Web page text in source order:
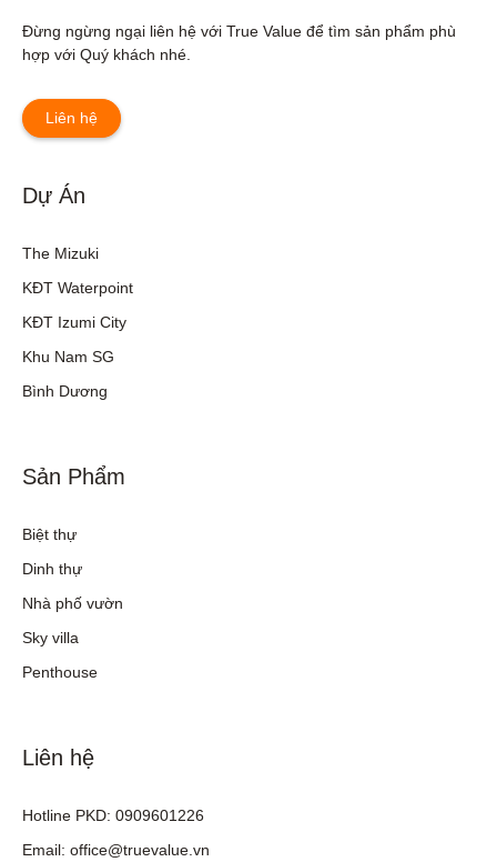
Đừng ngừng ngại liên hệ với True Value để tìm sản phẩm phù
hợp với Quý khách nhé.
Liên hệ
Dự Án
The Mizuki
KĐT Waterpoint
KĐT Izumi City
Khu Nam SG
Bình Dương
Sản Phẩm
Biệt thự
Dinh thự
Nhà phố vườn
Sky villa
Penthouse
Liên hệ
Hotline PKD: 0909601226
Email: office@truevalue.vn